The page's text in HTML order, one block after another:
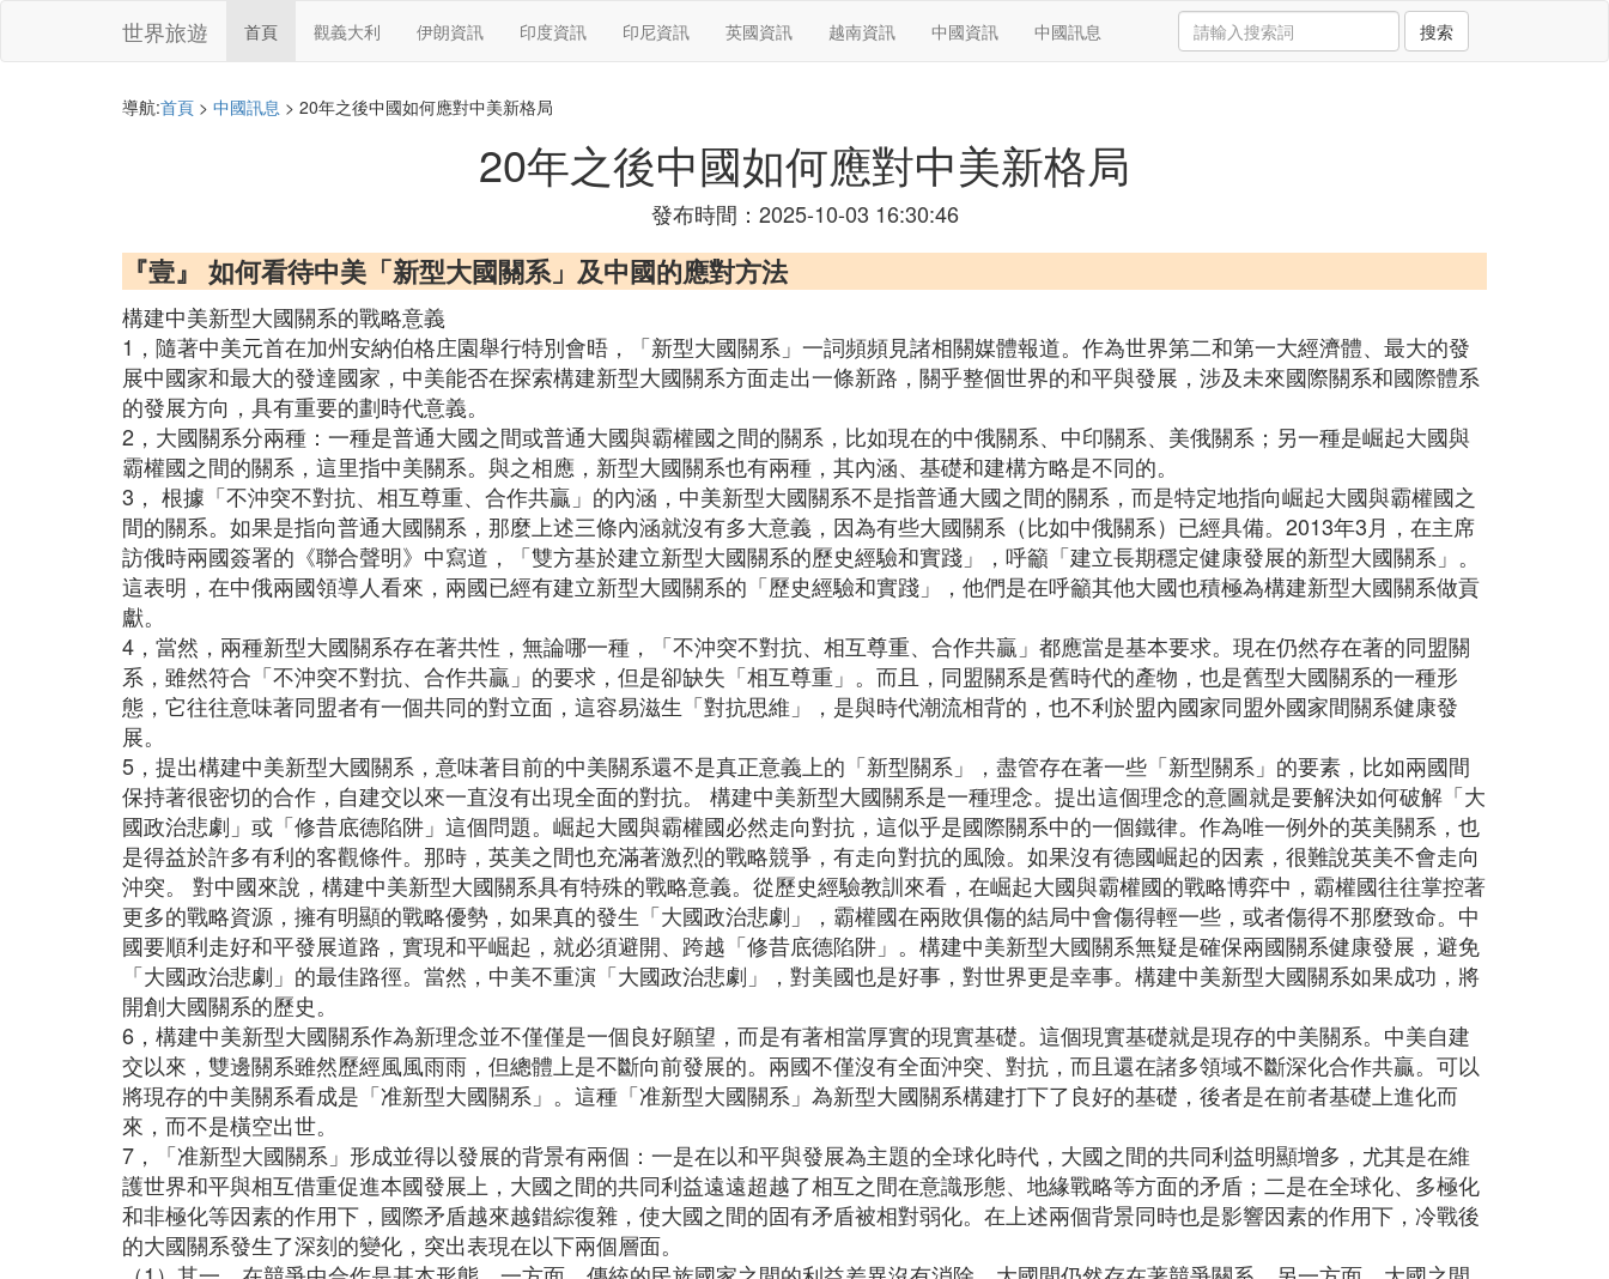
世界旅遊 首頁 觀義大利 伊朗資訊 印度資訊 印尼資訊 英國資訊 越南資訊 中國資訊 中國訊息 搜索
導航:首頁 > 中國訊息 > 20年之後中國如何應對中美新格局
20年之後中國如何應對中美新格局
發布時間：2025-10-03 16:30:46
『壹』 如何看待中美「新型大國關系」及中國的應對方法
構建中美新型大國關系的戰略意義
1，隨著中美元首在加州安納伯格庄園舉行特別會晤，「新型大國關系」一詞頻頻見諸相關媒體報道。作為世界第二和第一大經濟體、最大的發
展中國家和最大的發達國家，中美能否在探索構建新型大國關系方面走出一條新路，關乎整個世界的和平與發展，涉及未來國際關系和國際體系
的發展方向，具有重要的劃時代意義。
2，大國關系分兩種：一種是普通大國之間或普通大國與霸權國之間的關系，比如現在的中俄關系、中印關系、美俄關系；另一種是崛起大國與
霸權國之間的關系，這里指中美關系。與之相應，新型大國關系也有兩種，其內涵、基礎和建構方略是不同的。
3， 根據「不沖突不對抗、相互尊重、合作共贏」的內涵，中美新型大國關系不是指普通大國之間的關系，而是特定地指向崛起大國與霸權國之
間的關系。如果是指向普通大國關系，那麼上述三條內涵就沒有多大意義，因為有些大國關系（比如中俄關系）已經具備。2013年3月，在主席
訪俄時兩國簽署的《聯合聲明》中寫道，「雙方基於建立新型大國關系的歷史經驗和實踐」，呼籲「建立長期穩定健康發展的新型大國關系」。
這表明，在中俄兩國領導人看來，兩國已經有建立新型大國關系的「歷史經驗和實踐」，他們是在呼籲其他大國也積極為構建新型大國關系做貢
獻。
4，當然，兩種新型大國關系存在著共性，無論哪一種，「不沖突不對抗、相互尊重、合作共贏」都應當是基本要求。現在仍然存在著的同盟關
系，雖然符合「不沖突不對抗、合作共贏」的要求，但是卻缺失「相互尊重」。而且，同盟關系是舊時代的產物，也是舊型大國關系的一種形
態，它往往意味著同盟者有一個共同的對立面，這容易滋生「對抗思維」，是與時代潮流相背的，也不利於盟內國家同盟外國家間關系健康發
展。
5，提出構建中美新型大國關系，意味著目前的中美關系還不是真正意義上的「新型關系」，盡管存在著一些「新型關系」的要素，比如兩國間
保持著很密切的合作，自建交以來一直沒有出現全面的對抗。 構建中美新型大國關系是一種理念。提出這個理念的意圖就是要解決如何破解「大
國政治悲劇」或「修昔底德陷阱」這個問題。崛起大國與霸權國必然走向對抗，這似乎是國際關系中的一個鐵律。作為唯一例外的英美關系，也
是得益於許多有利的客觀條件。那時，英美之間也充滿著激烈的戰略競爭，有走向對抗的風險。如果沒有德國崛起的因素，很難說英美不會走向
沖突。 對中國來說，構建中美新型大國關系具有特殊的戰略意義。從歷史經驗教訓來看，在崛起大國與霸權國的戰略博弈中，霸權國往往掌控著
更多的戰略資源，擁有明顯的戰略優勢，如果真的發生「大國政治悲劇」，霸權國在兩敗俱傷的結局中會傷得輕一些，或者傷得不那麼致命。中
國要順利走好和平發展道路，實現和平崛起，就必須避開、跨越「修昔底德陷阱」。構建中美新型大國關系無疑是確保兩國關系健康發展，避免
「大國政治悲劇」的最佳路徑。當然，中美不重演「大國政治悲劇」，對美國也是好事，對世界更是幸事。構建中美新型大國關系如果成功，將
開創大國關系的歷史。
6，構建中美新型大國關系作為新理念並不僅僅是一個良好願望，而是有著相當厚實的現實基礎。這個現實基礎就是現存的中美關系。中美自建
交以來，雙邊關系雖然歷經風風雨雨，但總體上是不斷向前發展的。兩國不僅沒有全面沖突、對抗，而且還在諸多領域不斷深化合作共贏。可以
將現存的中美關系看成是「准新型大國關系」。這種「准新型大國關系」為新型大國關系構建打下了良好的基礎，後者是在前者基礎上進化而
來，而不是橫空出世。
7，「准新型大國關系」形成並得以發展的背景有兩個：一是在以和平與發展為主題的全球化時代，大國之間的共同利益明顯增多，尤其是在維
護世界和平與相互借重促進本國發展上，大國之間的共同利益遠遠超越了相互之間在意識形態、地緣戰略等方面的矛盾；二是在全球化、多極化
和非極化等因素的作用下，國際矛盾越來越錯綜復雜，使大國之間的固有矛盾被相對弱化。在上述兩個背景同時也是影響因素的作用下，冷戰後
的大國關系發生了深刻的變化，突出表現在以下兩個層面。